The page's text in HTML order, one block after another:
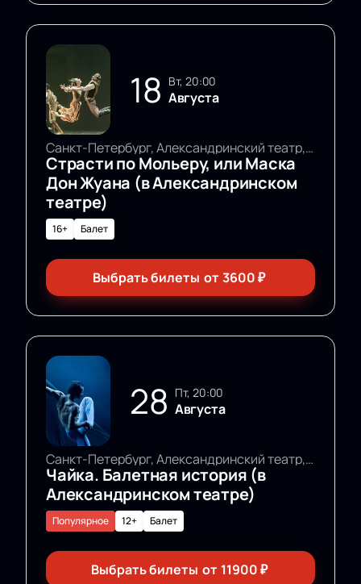
18 вт, 20:00
Августа
Санкт-Петербург, Александринский театр, Основная сцена
Страсти по Мольеру, или Маска
Дон Жуана (в Александринском
театре)
16+ Балет
Выбрать билеты от3600₽
28 пт, 20:00
Августа
Санкт-Петербург, Александринский театр, Основная сцена
Чайка. Балетная история (в
Александринском театре)
12+ Балет
Популярное
Выбрать билеты от 11900₽